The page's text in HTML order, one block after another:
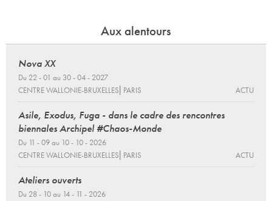
Aux alentours
Nova XX
Du 22 - 01 au 30 - 04 - 2027
CENTRE WALLONIE-BRUXELLES⎜PARIS
ACTU
Asile, Exodus, Fuga - dans le cadre des rencontres
biennales Archipel #Chaos-Monde
Du 11 - 09 au 10 - 10 - 2026
CENTRE WALLONIE-BRUXELLES⎜PARIS
ACTU
Ateliers ouverts
Du 28 - 10 au 14 - 11 - 2026